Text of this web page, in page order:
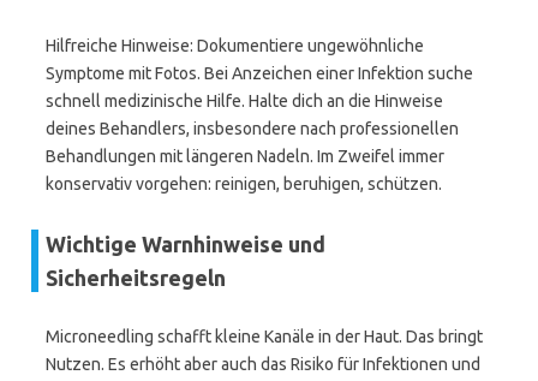
Hilfreiche Hinweise: Dokumentiere ungewöhnliche
Symptome mit Fotos. Bei Anzeichen einer Infektion suche
schnell medizinische Hilfe. Halte dich an die Hinweise
deines Behandlers, insbesondere nach professionellen
Behandlungen mit längeren Nadeln. Im Zweifel immer
konservativ vorgehen: reinigen, beruhigen, schützen.
Wichtige Warnhinweise und
Sicherheitsregeln
Microneedling schafft kleine Kanäle in der Haut. Das bringt
Nutzen. Es erhöht aber auch das Risiko für Infektionen und